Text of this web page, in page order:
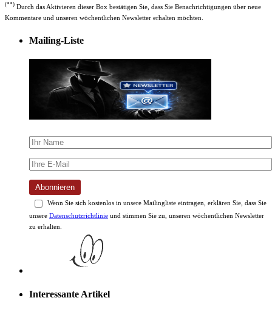
(**) Durch das Aktivieren dieser Box bestätigen Sie, dass Sie Benachrichtigungen über neue
Kommentare und unseren wöchentlichen Newsletter erhalten möchten.
Mailing-Liste
Abonnieren
Wenn Sie sich kostenlos in unsere Mailingliste eintragen, erklären Sie, dass Sie
unsere Datenschutzrichtlinie und stimmen Sie zu, unseren wöchentlichen Newsletter
zu erhalten.
Interessante Artikel